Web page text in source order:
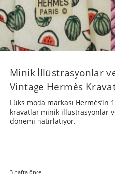
Minik İllüstrasyonlar
Vintage Hermès
Lüks moda markası Hermès’in
kravatlar minik illüstrasyonlar
dönemi hatırlatıyor.
3 hafta önce